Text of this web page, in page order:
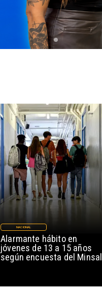
Alarmante hábito en
jóvenes de 13 a 15 años
según encuesta del Minsal
NACIONAL